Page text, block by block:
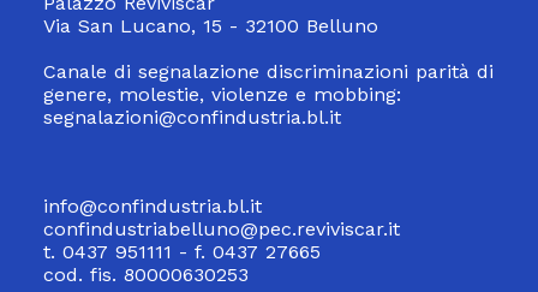
Via San Lucano, 15 - 32100 Belluno
Canale di segnalazione discriminazioni parità di
genere, molestie, violenze e mobbing:
segnalazioni@confindustria.bl.it
info@confindustria.bl.it
confindustriabelluno@pec.reviviscar.it
t. 0437 951111 - f. 0437 27665
cod. fis. 80000630253